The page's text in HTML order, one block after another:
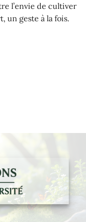
l’envie de cultiver
un geste à la fois.